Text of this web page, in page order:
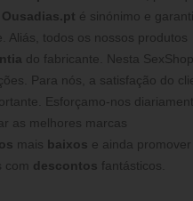
Ousadias.pt é sinónimo e
Aliás, todos os nossos produtos
do fabricante. Nesta
Para nós, a satisfação do
Esforçamo-nos
as melhores marcas
mais baixos e ainda
com descontos fantásticos.